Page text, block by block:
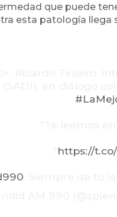
que puede
esta patología llega
https://